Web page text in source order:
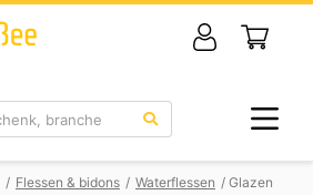
/ Flessen & bidons / Waterflessen / Glazen